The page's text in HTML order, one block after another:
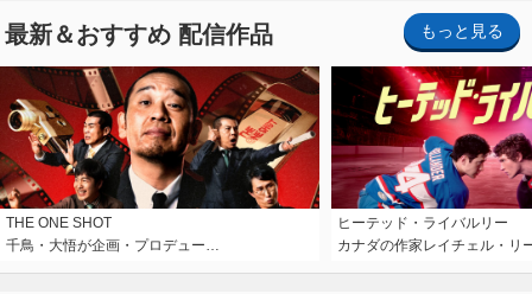
最新＆おすすめ 配信作品 もっと見る
THE ONE SHOT
千鳥・大悟が企画・プロデュー…
ヒーテッド・ライバルリー
カナダの作家レイチェル・リ